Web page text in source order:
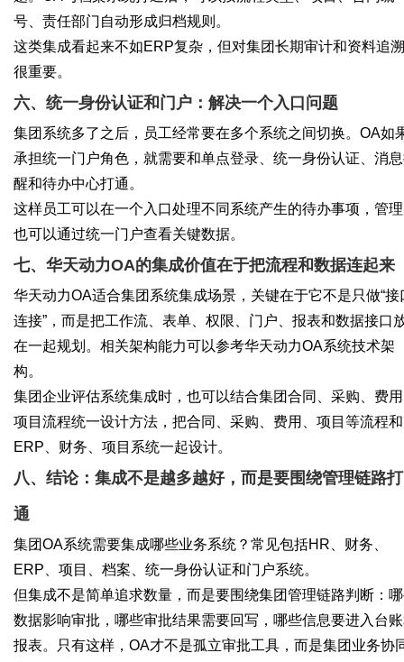
号、责任部门自动形成归档规则。
这类集成看起来不如ERP复杂，但对集团长期审计和资料追溯
很重要。
六、统一身份认证和门户：解决一个入口问题
集团系统多了之后，员工经常要在多个系统之间切换。OA如
承担统一门户角色，就需要和单点登录、统一身份认证、消
醒和待办中心打通。
这样员工可以在一个入口处理不同系统产生的待办事项，管
也可以通过统一门户查看关键数据。
七、华天动力OA的集成价值在于把流程和数据连起来
华天动力OA适合集团系统集成场景，关键在于它不是只做“接
连接”，而是把工作流、表单、权限、门户、报表和数据接口
在一起规划。相关架构能力可以参考华天动力OA系统技术架
构。
集团企业评估系统集成时，也可以结合集团合同、采购、费
项目流程统一设计方法 ，把合同、采购、费用、项目等流程和
ERP、财务、项目系统一起设计。
八、结论：集成不是越多越好，而是要围绕管理链路打
通
集团OA系统需要集成哪些业务系统？常见包括HR、财务、
ERP、项目、档案、统一身份认证和门户系统。
但集成不是简单追求数量，而是要围绕集团管理链路判断：
数据影响审批，哪些审批结果需要回写，哪些信息要进入台
报表。只有这样，OA才不是孤立审批工具，而是集团业务协